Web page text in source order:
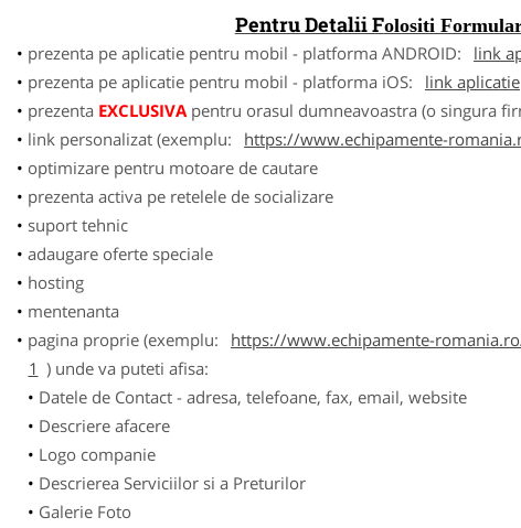
Pentru Detalii Folositi
prezenta pe aplicatie pentru mobil - platforma ANDROID:
link
prezenta pe aplicatie pentru mobil - platforma iOS:
link aplicatie
prezenta EXCLUSIVApentru orasul dumneavoastra (o singura
link personalizat (exemplu:
https://www.echipamente-
optimizare pentru motoare de cautare
prezenta activa pe retelele de socializare
suport tehnic
adaugare oferte speciale
hosting
mentenanta
pagina proprie (exemplu:
https://www.echipamente-
1 ) unde va puteti afisa:
Datele de Contact - adresa, telefoane, fax, email, website
Descriere afacere
Logo companie
Descrierea Serviciilor si a Preturilor
Galerie Foto